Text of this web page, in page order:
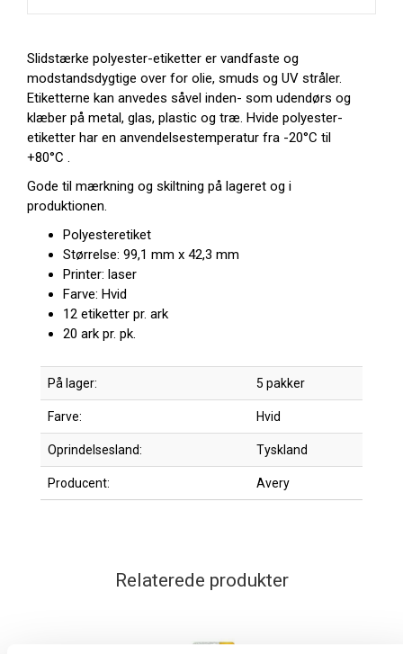
Slidstærke polyester-etiketter er vandfaste og
modstandsdygtige over for olie, smuds og UV stråler.
Etiketterne kan anvedes såvel inden- som udendørs og
klæber på metal, glas, plastic og træ. Hvide polyester-
etiketter har en anvendelsestemperatur fra -20°C til
+80°C .
Gode til mærkning og skiltning på lageret og i
produktionen.
Polyesteretiket
Størrelse: 99,1 mm x 42,3 mm
Printer: laser
Farve: Hvid
12 etiketter pr. ark
20 ark pr. pk.
På lager: 5 pakker
Farve: Hvid
Oprindelsesland: Tyskland
Producent: Avery
Relaterede produkter